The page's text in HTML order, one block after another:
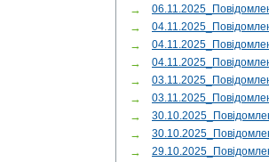
→
→
→
→
→
→
→
→
→